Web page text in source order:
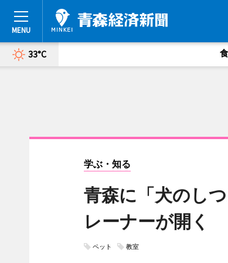
33°C
学ぶ・知る
青森に「犬のし
レーナーが開く
ペット 教室